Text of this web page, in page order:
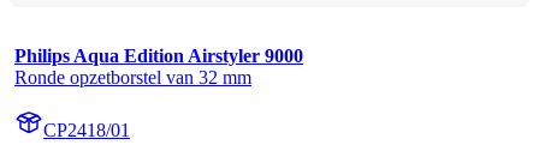
Philips Aqua Edition Airstyler 9000
Ronde opzetborstel van 32 mm
CP2418/01